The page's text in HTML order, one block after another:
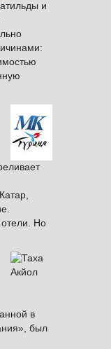
и
Но
в
был